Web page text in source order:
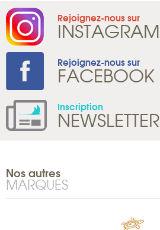
Rejoignez-nous sur
INSTAGRAM
Rejoignez-nous sur
FACEBOOK
Inscription
NEWSLETTER
Nos autres
MARQUES